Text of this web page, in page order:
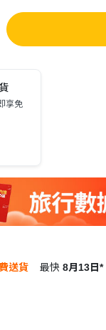
享免
送貨 最快 8月13日*